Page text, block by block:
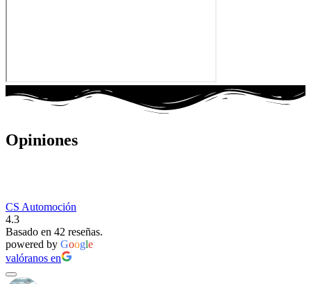
Opiniones
CS Automoción
4.3
Basado en 42 reseñas.
powered by Google
valóranos en